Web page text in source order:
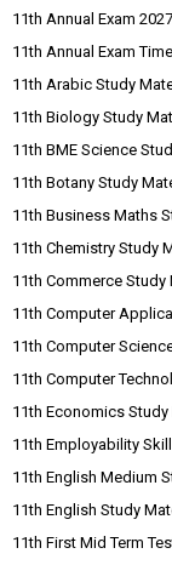
11th Annual Exam
11th Annual Exam
11th Arabic Study
11th Biology Study
11th BME Science
11th Botany Study
11th Business Maths
11th Chemistry Study
11th Commerce Study
11th Computer
11th Computer
11th Computer
11th Economics
11th Employability
11th English Medium
11th English Study
11th First Mid Term